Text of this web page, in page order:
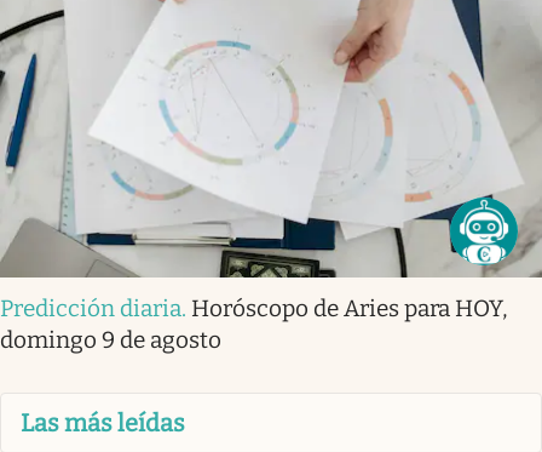
Predicción diaria. Horóscopo de Aries para HOY,
domingo 9 de agosto
Las más leídas